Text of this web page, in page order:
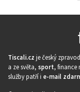
Tiscali.cz je český
a ze světa, sport, finance
služby patří i e-mail